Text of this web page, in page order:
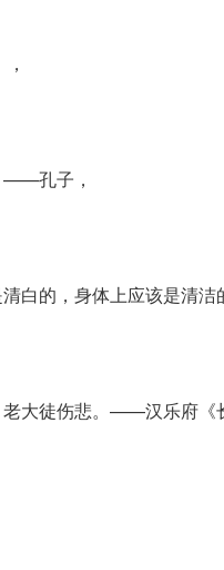
——孔子，
白的，身体上应该是清
大徒伤悲。——汉乐府《